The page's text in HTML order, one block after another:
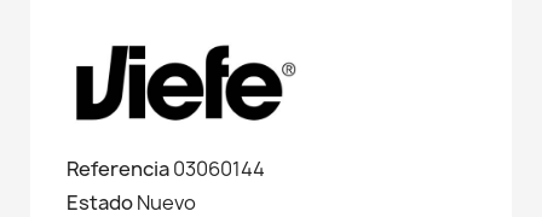
Referencia03060144
EstadoNuevo